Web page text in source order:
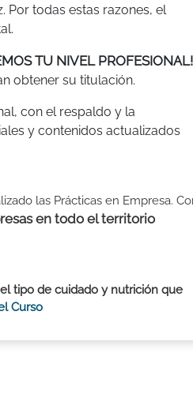
todas estas razones, el
TU NIVEL PROFESIONAL!
obtener su titulación.
con el respaldo y la
y contenidos actualizados
las Prácticas en Empresa.
en todo el territorio
tipo de cuidado y nutrición que
Curso